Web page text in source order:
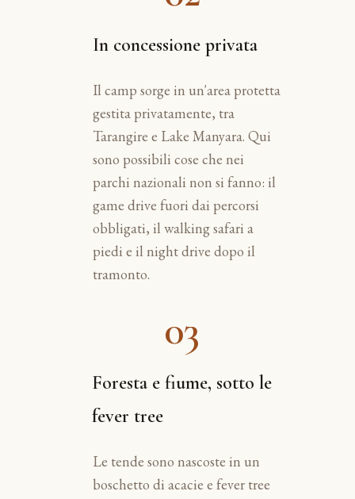
In concessione privata
Il camp sorge in un'area protetta
gestita privatamente, tra
Tarangire e Lake Manyara. Qui
sono possibili cose che nei
parchi nazionali non si fanno: il
game drive fuori dai percorsi
obbligati, il walking safari a
piedi e il night drive dopo il
tramonto.
03
Foresta e fiume, sotto le
fever tree
Le tende sono nascoste in un
boschetto di acacie e fever tree